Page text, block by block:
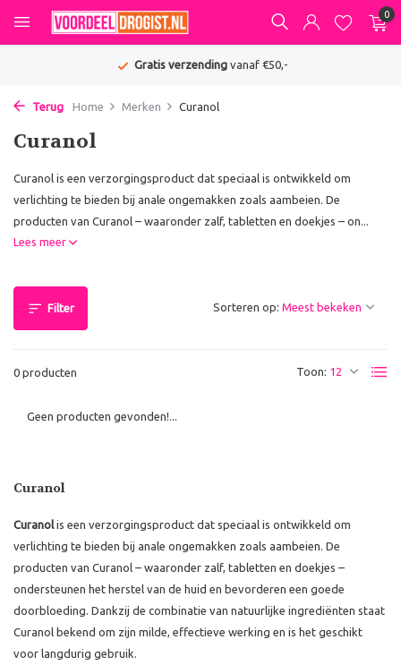
0
Gratis verzendingvanaf €50,-
Terug Home Merken Curanol
Curanol
Curanol is een verzorgingsproduct dat speciaal is ontwikkeld om
verlichting te bieden bij anale ongemakken zoals aambeien. De
producten van Curanol – waaronder zalf, tabletten en doekjes – on...
Lees meer
Filter
0 producten Toon:
Sorteren op:
Geen producten gevonden!...
Curanol
Curanolis een verzorgingsproduct dat speciaal is ontwikkeld om
verlichting te bieden bij anale ongemakken zoals aambeien. De
producten van Curanol – waaronder zalf, tabletten en doekjes –
ondersteunen het herstel van de huid en bevorderen een goede
doorbloeding. Dankzij de combinatie van natuurlijke ingrediënten staat
Curanol bekend om zijn milde, effectieve werking en is het geschikt
voor langdurig gebruik.